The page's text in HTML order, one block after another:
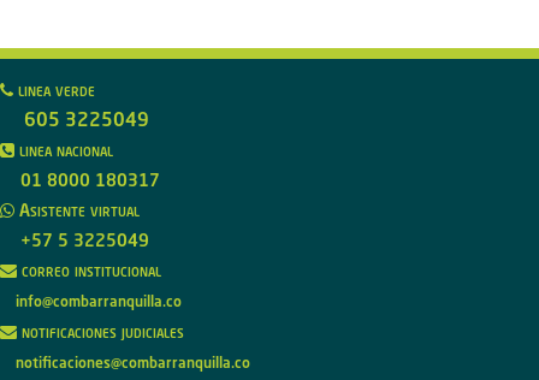
linea verde
605 3225049
linea nacional
01 8000 180317
Asistente virtual
+57 5 3225049
correo institucional
info@combarranquilla.co
notificaciones judiciales
notificaciones@combarranquilla.co